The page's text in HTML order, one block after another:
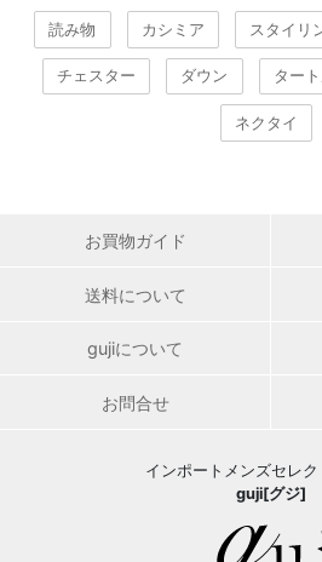
読み物 カシミア スタイリ
チェスター ダウン ター
ネクタイ
お買物ガイド
送料について
gujiについて
お問合せ
インポートメンズセレ
guji[グジ]